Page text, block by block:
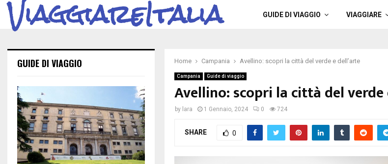
ViaggiareItalia GUIDE DI VIAGGIO VIAGGIARE
Home Campania Avellino: scopri la città del verde e dell’arte
Campania Guide di viaggio
Avellino: scopri la città del verde
by lara 1 Gennaio, 2024 0 724
SHARE 0
GUIDE DI VIAGGIO